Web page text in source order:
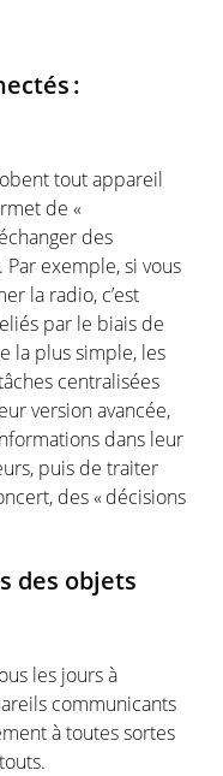
:
toutappareil
de «
des
. Par exemple,si vous
la radio, c’est
par le biais de
la plus simple, les
centralisées
versionavancée,
dans leur
, puis de traiter
des «décisions
des objets
les joursà
communicants
àtoutessortes
.